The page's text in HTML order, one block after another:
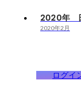
2020年
2020年2月
ログイ